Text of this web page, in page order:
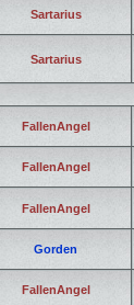
Sartarius
Sartarius
FallenAngel
FallenAngel
FallenAngel
Gorden
FallenAngel